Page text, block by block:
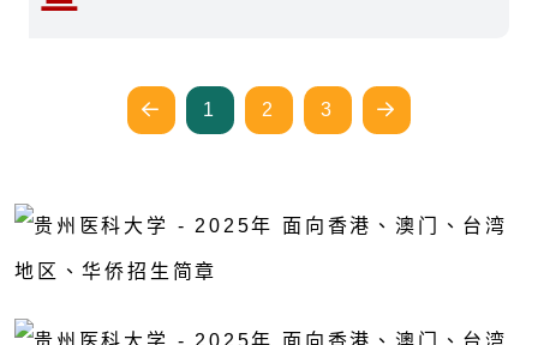
1 2 3